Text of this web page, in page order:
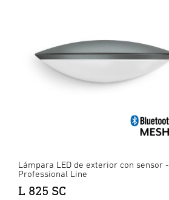
Lámpara LED de exterior con sensor -
Professional Line
L 825 SC